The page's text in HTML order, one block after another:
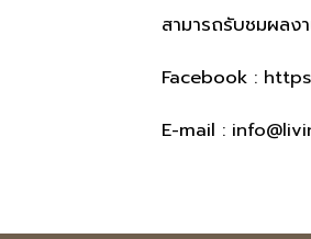
สามารถรับชมผลง
Facebook :
E-mail :